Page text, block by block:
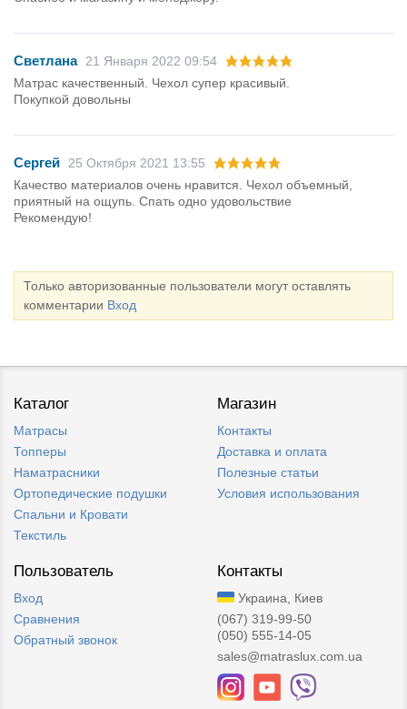
Светлана
21 Января 2022 09:54
Матрас качественный. Чехол супер красивый.
Покупкой довольны
Сергей
25 Октября 2021 13:55
Качество материалов очень нравится. Чехол объемный,
приятный на ощупь. Спать одно удовольствие
Рекомендую!
Только авторизованные пользователи могут оставлять
комментарии Вход
Каталог
Матрасы
Топперы
Наматрасники
Ортопедические подушки
Спальни и Кровати
Текстиль
Магазин
Контакты
Доставка и оплата
Полезные статьи
Условия использования
Пользователь
Вход
Сравнения
Обратный звонок
Контакты
Украина, Киев
(067) 319-99-50
(050) 555-14-05
sales@matraslux.com.ua